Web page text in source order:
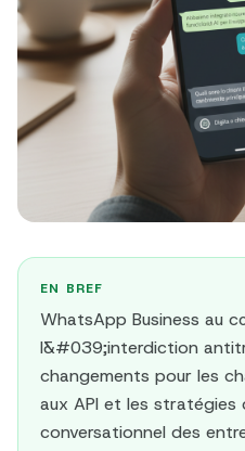
EN BREF
WhatsApp Business au
l&#039;interdiction
changements pour les
aux API et les stratégies
conversationnel des